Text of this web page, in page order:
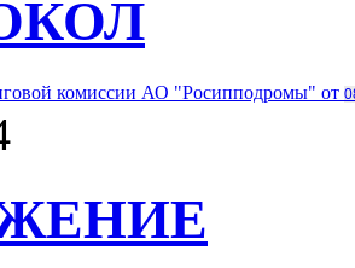
комиссии АО "Росипподромы" от